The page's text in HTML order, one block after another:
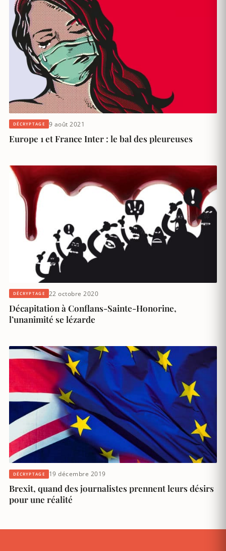
DÉCRYPTAGE 9 août 2021
Europe 1 et France Inter : le bal des pleureuses
DÉCRYPTAGE 22 octobre 2020
Décapitation à Conflans-Sainte-Honorine,
l’unanimité se lézarde
DÉCRYPTAGE 19 décembre 2019
Brexit, quand des journalistes prennent leurs désirs
pour une réalité